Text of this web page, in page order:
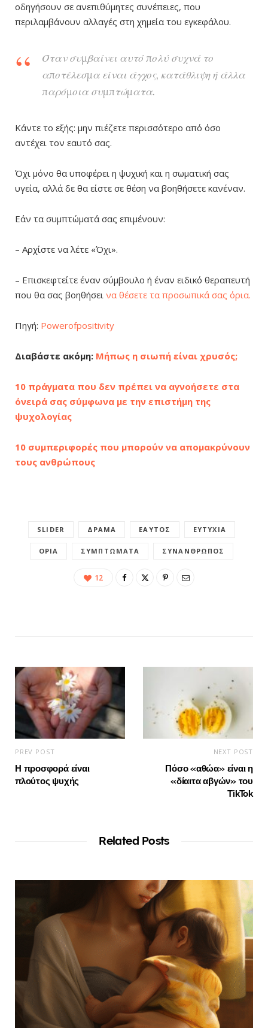
οδηγήσουν σε ανεπιθύμητες συνέπειες, που
περιλαμβάνουν αλλαγές στη χημεία του εγκεφάλου.
Ότανσυμβαίνει αυτόπολύ συχνά το
αποτέλεσμα είναι άγχος, κατάθλιψη ή άλλα
παρόμοια συμπτώματα.
Κάντε το εξής: μην πιέζετε περισσότερο από όσο
αντέχει τον εαυτό σας.
Όχι μόνο θα υποφέρει η ψυχική και η σωματική σας
υγεία, αλλά δε θα είστε σε θέση να βοηθήσετε κανέναν.
Εάν τα συμπτώματά σας επιμένουν:
– Αρχίστε να λέτε «Όχι».
– Επισκεφτείτε έναν σύμβουλο ή έναν ειδικό θεραπευτή
που θα σας βοηθήσει να θέσετε τα προσωπικά σας όρια.
Πηγή: Powerofpositivity
Διαβάστε ακόμη: Μήπως η σιωπή είναι χρυσός;
10 πράγματα που δεν πρέπει να αγνοήσετε στα
όνειρά σας σύμφωνα με την επιστήμη της
ψυχολογίας
10 συμπεριφορές που μπορούν να απομακρύνουν
τους ανθρώπους
SLIDER ΔΡΆΜΑ ΕΑΥΤΌΣ ΕΥΤΥΧΊΑ
ΌΡΙΑ ΣΥΜΠΤΏΜΑΤΑ ΣΥΝΆΝΘΡΩΠΟΣ
12
PREV POST
Η προσφορά είναι
πλούτος ψυχής
NEXT POST
Πόσο «αθώα» είναι η
«δίαιτα αβγών» του
TikTok
Related Posts